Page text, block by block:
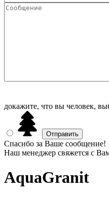
докажите, что вы человек,
Спасибо за Ваше сообщение!
Наш менеджер свяжется с
AquaGranit